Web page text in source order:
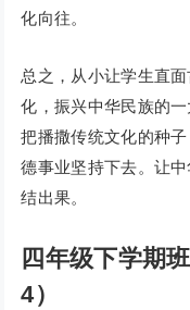
化向往。
总之，从小让学生直
化，振兴中华民族的
把播撒传统文化的种
德事业坚持下去。让
结出果。
四年级下学期
4）